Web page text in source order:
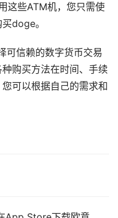
这些ATM机，您只需使
doge。
可信赖的数字货币交易
购买方法在时间、手续
可以根据自己的需求和